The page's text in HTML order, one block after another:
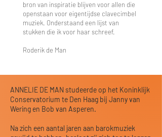
bron van inspiratie blijven voor allen die
openstaan voor eigentijdse clavecimbel
muziek. Onderstaand een lijst van
stukken die ik voor haar schreef.
Roderik de Man
ANNELIE DE MAN studeerde op het Koninklijk
Conservatorium te Den Haag bij Janny van
Wering en Bob van Asperen.
Na zich een aantal jaren aan barokmuziek